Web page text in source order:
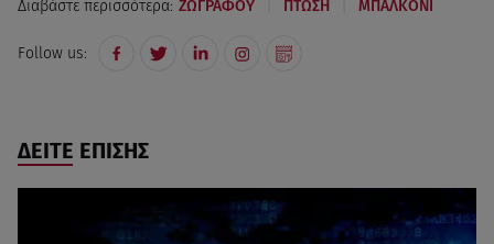
Διαβάστε περισσότερα: ΖΩΓΡΑΦΟΥ ΠΤΩΣΗ ΜΠΑΛΚΟΝΙ
Follow us:
ΔΕΙΤΕ ΕΠΙΣΗΣ